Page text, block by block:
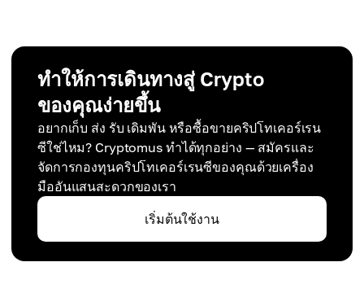
ทำให้การเดินทางสู่ Crypto
ของคุณง่ายขึ้น
อยากเก็บ ส่ง รับ เดิมพัน หรือซื้อขายคริปโทเคอร์เรน
ซีใช่ไหม? Cryptomus ทำได้ทุกอย่าง — สมัครและ
จัดการกองทุนคริปโทเคอร์เรนซีของคุณด้วยเครื่อง
มืออันแสนสะดวกของเรา
เริ่มต้นใช้งาน